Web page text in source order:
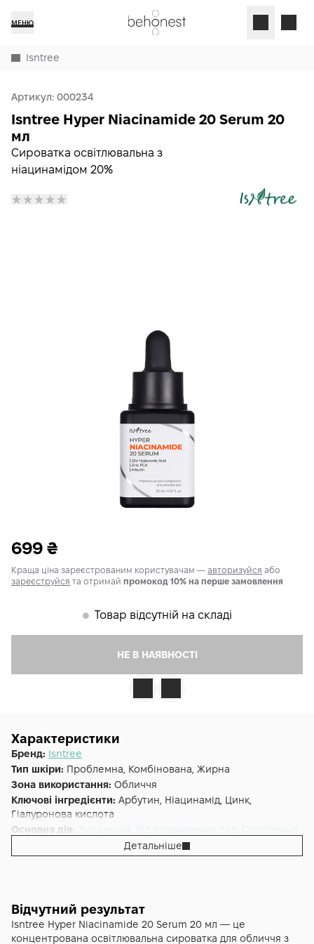
МЕНЮ
Isntree
Артикул: 000234
Сироватка освітлювальна з
ніацинамідом 20%
Isntree Hyper Niacinamide 20 Serum 20
мл
699 ₴
Краща ціна зареєстрованим користувачам — авторизуйся або
зареєструйся та отримай промокод 10% на перше замовлення
𒊹 Товар відсутній на складі
НЕ В НАЯВНОСТІ
Характеристики
Бренд: Isntree
Тип шкіри: Проблемна, Комбінована, Жирна
Зона використання: Обличчя
Ключові інгредієнти: Арбутин, Ніацинамід, Цинк,
Гіалуронова кислота
Основна дія: Зміцнення Від розширених пор Освітлення
Додаткові властивості:SLS Free, Без парабенів, Без
Країна:
Південна Корея
Об'єм (мл/г):
20
Детальніше
Відчутний результат
Isntree Hyper Niacinamide 20 Serum 20 мл — це
концентрована освітлювальна сироватка для обличчя з